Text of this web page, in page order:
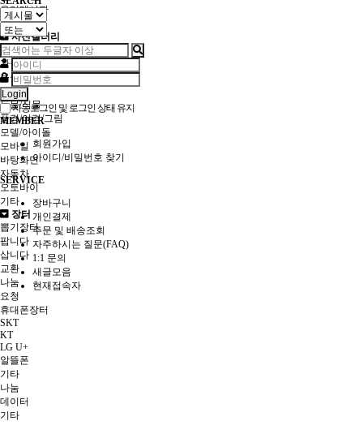
유머게시판
질문/요청
사진갤러리
인물
가족/아이
음식
여행
동물/식물
풍경/야경/그림
모델/아이돌
모바일
바탕화면
자동차
오토바이
기타
장터
뽑기장터
팝니다
삽니다
교환
나눔
요청
휴대폰장터
SKT
KT
LG U+
알뜰폰
기타
나눔
데이터
기타
Login
자동로그인 및 로그인 상태 유지
MEMBER
회원가입
아이디/비밀번호 찾기
SERVICE
장바구니
개인결제
주문 및 배송조회
자주하시는 질문(FAQ)
1:1 문의
새글모음
현재접속자